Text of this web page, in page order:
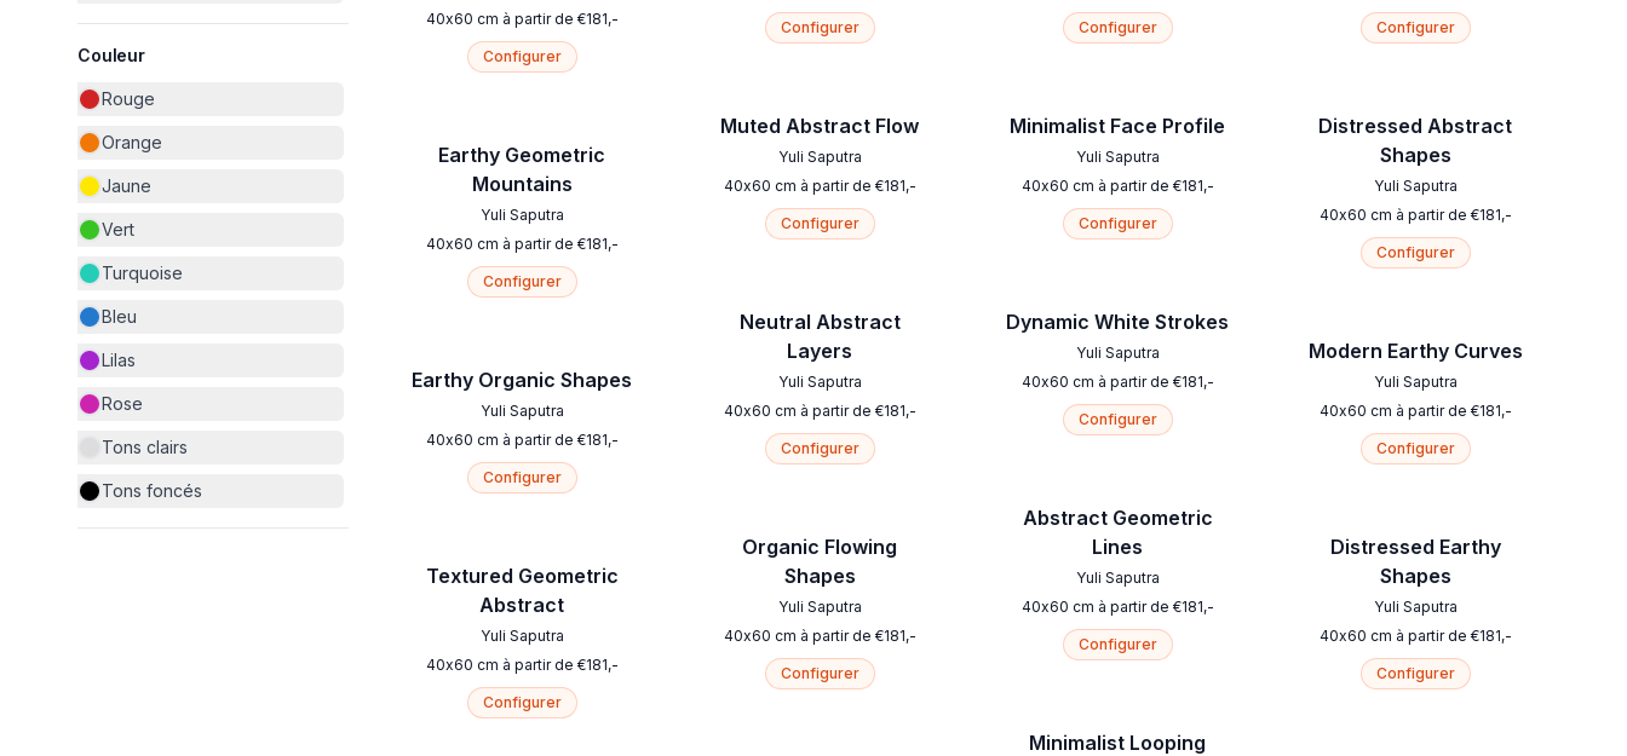
Couleur
Rouge
Orange
Jaune
Vert
Turquoise
Bleu
Lilas
Rose
Tons clairs
Tons foncés
40x60 cm à partir de €181,-
Configurer
Earthy Geometric
Mountains
Yuli Saputra
40x60 cm à partir de €181,-
Configurer
Earthy Organic Shapes
Yuli Saputra
40x60 cm à partir de €181,-
Configurer
Textured Geometric
Abstract
Yuli Saputra
40x60 cm à partir de €181,-
Configurer
Configurer
Muted Abstract Flow
Yuli Saputra
40x60 cm à partir de €181,-
Configurer
Neutral Abstract
Layers
Yuli Saputra
40x60 cm à partir de €181,-
Configurer
Organic Flowing
Shapes
Yuli Saputra
40x60 cm à partir de €181,-
Configurer
Configurer
Minimalist Face Profile
Yuli Saputra
40x60 cm à partir de €181,-
Configurer
Dynamic White Strokes
Yuli Saputra
40x60 cm à partir de €181,-
Configurer
Abstract Geometric
Lines
Yuli Saputra
40x60 cm à partir de €181,-
Configurer
Minimalist Looping
Configurer
Distressed Abstract
Shapes
Yuli Saputra
40x60 cm à partir de €181,-
Configurer
Modern Earthy Curves
Yuli Saputra
40x60 cm à partir de €181,-
Configurer
Distressed Earthy
Shapes
Yuli Saputra
40x60 cm à partir de €181,-
Configurer